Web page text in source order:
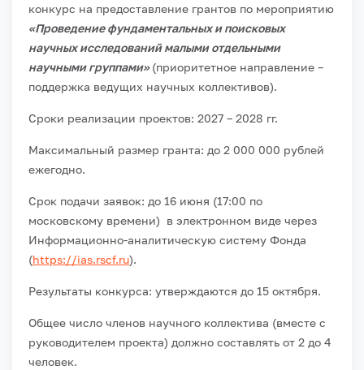
конкурс на предоставление грантов по мероприятию
«Проведение фундаментальных и поисковых
научных исследований малыми отдельными
научными группами»(приоритетное направление –
поддержка ведущих научных коллективов).
Сроки реализации проектов: 2027 – 2028 гг.
Максимальный размер гранта: до 2 000 000 рублей
ежегодно.
Срок подачи заявок: до 16 июня (17:00 по
московскому времени) в электронном виде через
Информационно-аналитическую систему Фонда
(https://ias.rscf.ru).
Результаты конкурса: утверждаются до 15 октября.
Общее число членов научного коллектива (вместе с
руководителем проекта) должно составлять от 2 до 4
человек.